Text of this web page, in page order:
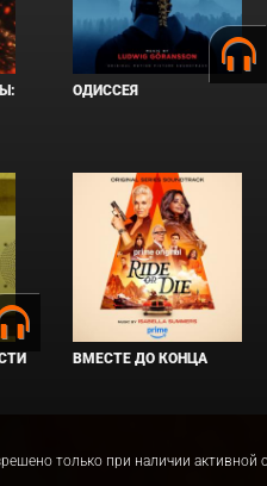
ОДИССЕЯ
ВМЕСТЕ ДО КОНЦА
только при наличии активной